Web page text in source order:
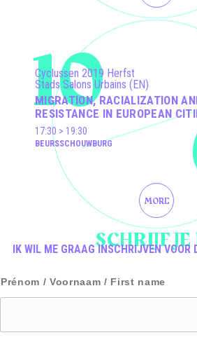
10
Cyclussen 2019 Herfst
Stads Salons Urbains (EN)
MIGRATION, RACIALIZATION
RESISTANCE IN EUROPEAN
17:30 > 19:30
BEURSSCHOUWBURG
MORE
SCHRIJF
IK WIL ME GRAAG INSCHRIJVEN VOOR
o
m
Prénom / Voornaam / First name